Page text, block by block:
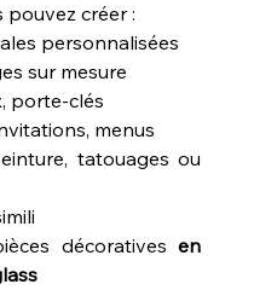
pouvez créer :
personnalisées
sur mesure
porte-clés
menus
tatouages ou
décoratives en